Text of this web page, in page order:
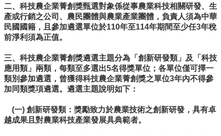
育
成
育
成
務
廠
商
訊
二、科技農企業菁創獎甄選對象係從事農業科技相關研發、生
產或行銷之公司、農民團體與農業產業團體，負責人須為中華
民國國籍，且參加遴選單位於110年至114年期間至少任3年稅
前淨利須為正值。
三、科技農企業菁創獎遴選主題分為「創新研發類」及「科技
應用類」兩類，每類至多選出5名得獎單位；各單位僅可擇一
類別參加遴選，曾獲得科技農企業菁創獎之單位3年內不得參
加同類獎項遴選。遴選主題說明如下：
(一) 創新研發類：獎勵致力於農業技術之創新研發，具有卓
越成果且對農業科技產業發展具典範者。